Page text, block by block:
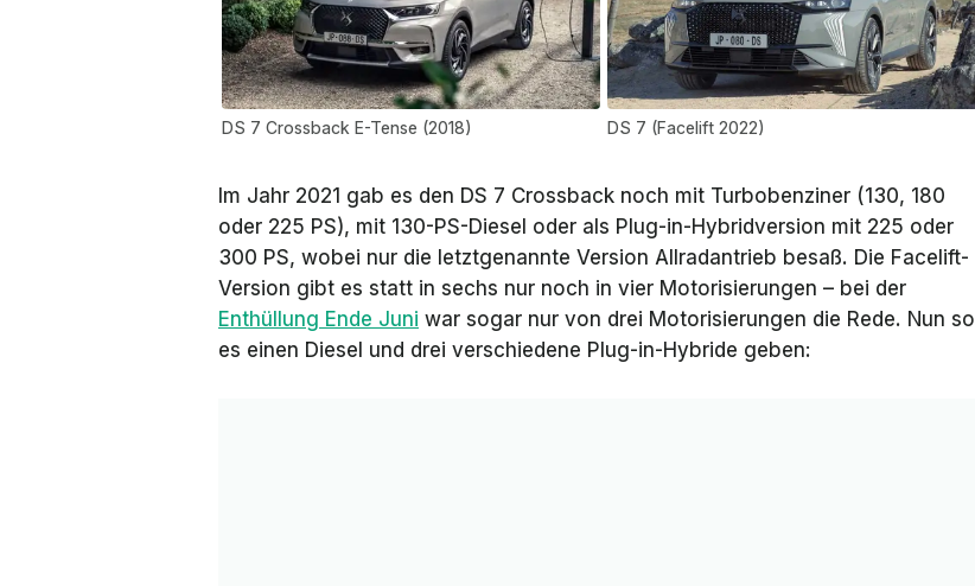
DS 7 Crossback E-Tense (2018) DS 7 (Facelift 2022)
Im Jahr 2021 gab es den DS 7 Crossback noch mit Turbobenziner (130, 180
oder 225 PS), mit 130-PS-Diesel oder als Plug-in-Hybridversion mit 225 oder
300 PS, wobei nur die letztgenannte Version Allradantrieb besaß. Die Facelift-
Version gibt es statt in sechs nur noch in vier Motorisierungen – bei der
Enthüllung Ende Juni war sogar nur von drei Motorisierungen die Rede. Nun soll
es einen Diesel und drei verschiedene Plug-in-Hybride geben: